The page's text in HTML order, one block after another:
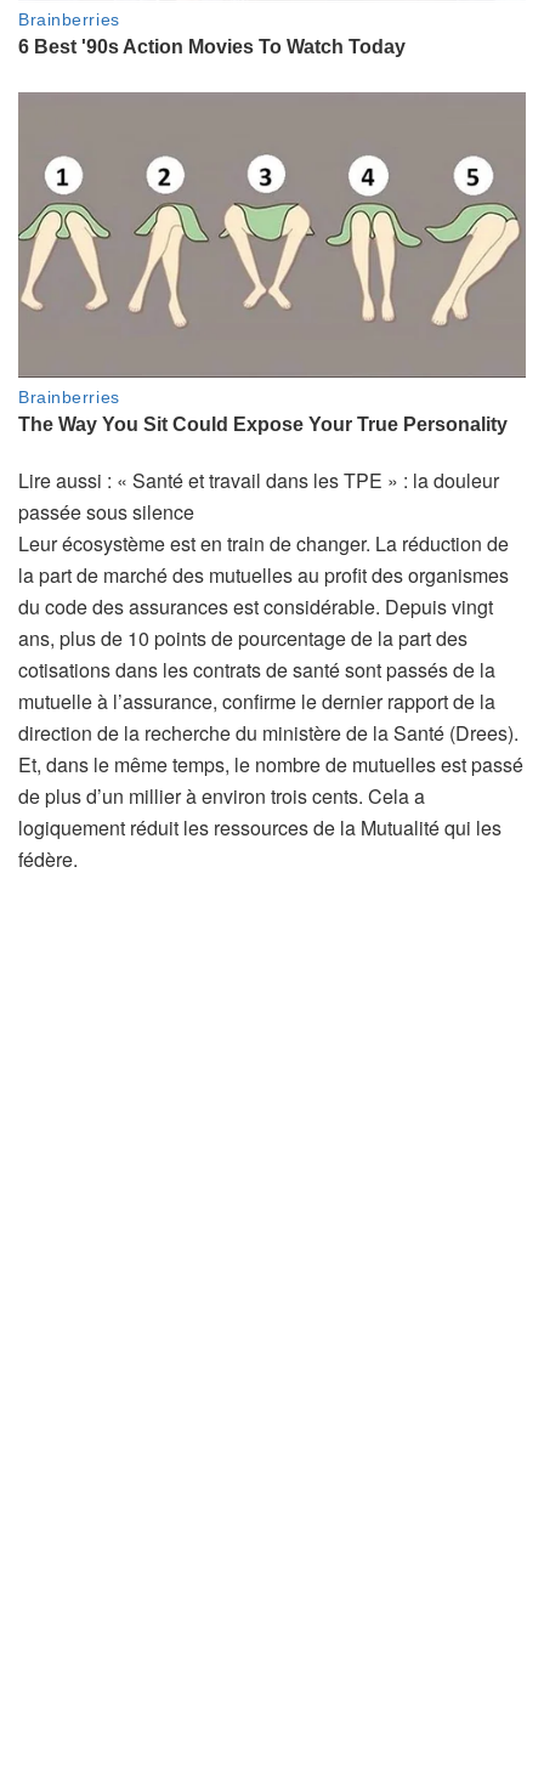
Lire aussi : A
r
t
i
c
l
e
r
é
s
e
r
« Santé et travail dans les TPE » : la douleur
passée sous silence
Leur écosystème est en train de changer. La réduction de
la part de marché des mutuelles au profit des organismes
du code des assurances est considérable. Depuis vingt
ans, plus de 10 points de pourcentage de la part des
cotisations dans les contrats de santé sont passés de la
mutuelle à l’assurance, confirme le dernier rapport de la
direction de la recherche du ministère de la Santé (Drees).
Et, dans le même temps, le nombre de mutuelles est passé
de plus d’un millier à environ trois cents. Cela a
logiquement réduit les ressources de la Mutualité qui les
fédère.